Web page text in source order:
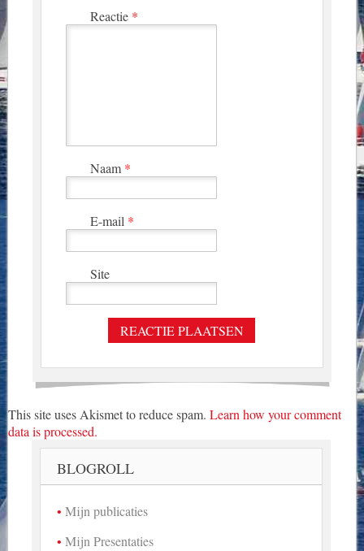
Reactie *
Naam *
E-mail *
Site
This site uses Akismet to reduce spam. Learn how your comment
data is processed.
BLOGROLL
Mijn publicaties
Mijn Presentaties